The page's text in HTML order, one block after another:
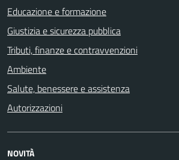
Educazione e formazione
Giustizia e sicurezza pubblica
Tributi, finanze e contravvenzioni
Ambiente
Salute, benessere e assistenza
Autorizzazioni
NOVITÀ